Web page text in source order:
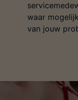
waar
van jouw